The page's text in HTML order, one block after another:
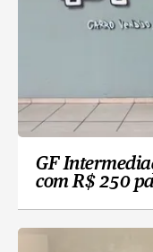
GF
com R$ 250